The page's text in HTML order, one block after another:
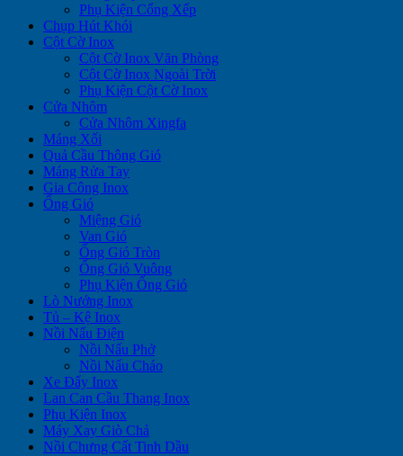
Phụ Kiện Cổng Xếp
Chụp Hút Khói
Cột Cờ Inox
Cột Cờ Inox Văn Phòng
Cột Cờ Inox Ngoài Trời
Phụ Kiện Cột Cờ Inox
Cửa Nhôm
Cửa Nhôm Xingfa
Máng Xối
Quả Cầu Thông Gió
Máng Rửa Tay
Gia Công Inox
Ống Gió
Miệng Gió
Van Gió
Ống Gió Tròn
Ống Gió Vuông
Phụ Kiện Ống Gió
Lò Nướng Inox
Tủ – Kệ Inox
Nồi Nấu Điện
Nồi Nấu Phở
Nồi Nấu Cháo
Xe Đẩy Inox
Lan Can Cầu Thang Inox
Phụ Kiện Inox
Máy Xay Giò Chả
Nồi Chưng Cất Tinh Dầu